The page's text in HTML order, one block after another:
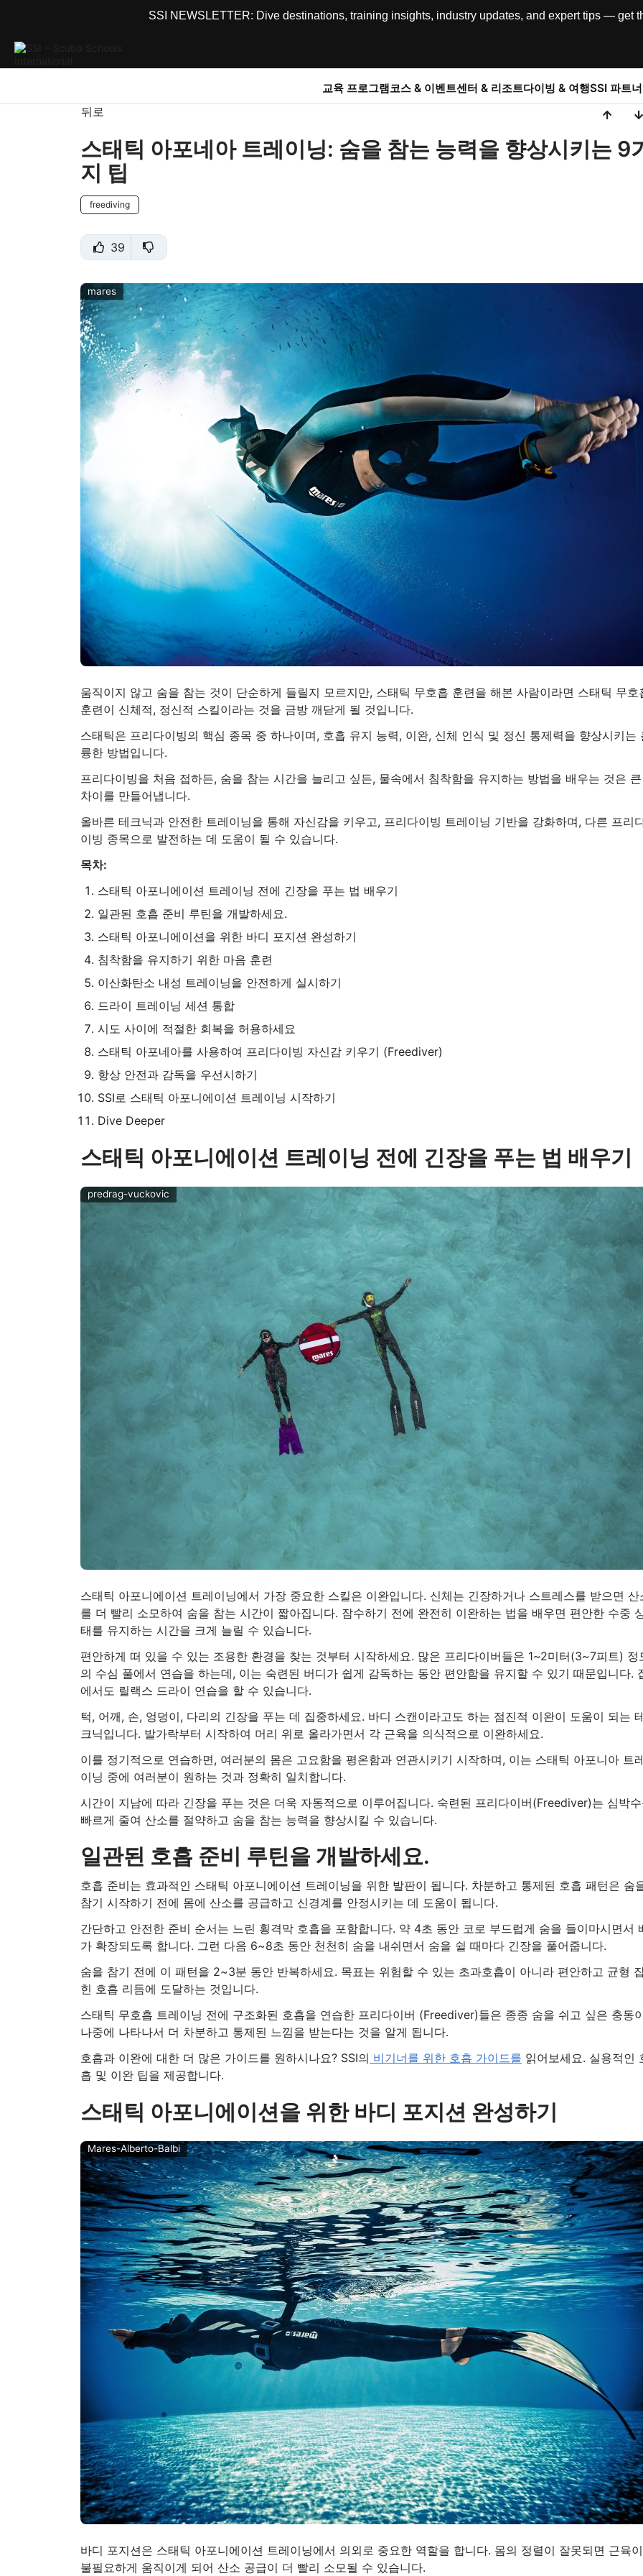
SSI NEWSLETTER: Dive destinations, training insights, industry updates, and expert tips — get
교육 프로그램코스 & 이벤트센터 & 리조트다이빙 & 여행SSI 파트너
뒤로
스태틱 아포네아 트레이닝: 숨을 참는 능력을 향상시키는 9
지 팁
freediving
39
mares
움직이지 않고 숨을 참는 것이 단순하게 들릴지 모르지만, 스태틱 무호흡 훈련을 해본 사람이라면 스태틱 무호
훈련이 신체적, 정신적 스킬이라는 것을 금방 깨닫게 될 것입니다.
스태틱은 프리다이빙의 핵심 종목 중 하나이며, 호흡 유지 능력, 이완, 신체 인식 및 정신 통제력을 향상시키는
륭한 방법입니다.
프리다이빙을 처음 접하든, 숨을 참는 시간을 늘리고 싶든, 물속에서 침착함을 유지하는 방법을 배우는 것은 큰
차이를 만들어냅니다.
올바른 테크닉과 안전한 트레이닝을 통해 자신감을 키우고, 프리다이빙 트레이닝 기반을 강화하며, 다른 프리
이빙 종목으로 발전하는 데 도움이 될 수 있습니다.
목차:
스태틱 아포니에이션 트레이닝 전에 긴장을 푸는 법 배우기
일관된 호흡 준비 루틴을 개발하세요.
스태틱 아포니에이션을 위한 바디 포지션 완성하기
침착함을 유지하기 위한 마음 훈련
이산화탄소 내성 트레이닝을 안전하게 실시하기
드라이 트레이닝 세션 통합
시도 사이에 적절한 회복을 허용하세요
스태틱 아포네아를 사용하여 프리다이빙 자신감 키우기 (Freediver)
항상 안전과 감독을 우선시하기
SSI로 스태틱 아포니에이션 트레이닝 시작하기
Dive Deeper
스태틱 아포니에이션 트레이닝 전에 긴장을 푸는 법 배우기
predrag-vuckovic
스태틱 아포니에이션 트레이닝에서 가장 중요한 스킬은 이완입니다. 신체는 긴장하거나 스트레스를 받으면 산
를 더 빨리 소모하여 숨을 참는 시간이 짧아집니다. 잠수하기 전에 완전히 이완하는 법을 배우면 편안한 수중
태를 유지하는 시간을 크게 늘릴 수 있습니다.
편안하게 떠 있을 수 있는 조용한 환경을 찾는 것부터 시작하세요. 많은 프리다이버들은 1~2미터(3~7피트) 정
의 수심 풀에서 연습을 하는데, 이는 숙련된 버디가 쉽게 감독하는 동안 편안함을 유지할 수 있기 때문입니다.
에서도 릴랙스 드라이 연습을 할 수 있습니다.
턱, 어깨, 손, 엉덩이, 다리의 긴장을 푸는 데 집중하세요. 바디 스캔이라고도 하는 점진적 이완이 도움이 되는
크닉입니다. 발가락부터 시작하여 머리 위로 올라가면서 각 근육을 의식적으로 이완하세요.
이를 정기적으로 연습하면, 여러분의 몸은 고요함을 평온함과 연관시키기 시작하며, 이는 스태틱 아포니아 트
이닝 중에 여러분이 원하는 것과 정확히 일치합니다.
시간이 지남에 따라 긴장을 푸는 것은 더욱 자동적으로 이루어집니다. 숙련된 프리다이버(Freediver)는 심박
빠르게 줄여 산소를 절약하고 숨을 참는 능력을 향상시킬 수 있습니다.
일관된 호흡 준비 루틴을 개발하세요.
호흡 준비는 효과적인 스태틱 아포니에이션 트레이닝을 위한 발판이 됩니다. 차분하고 통제된 호흡 패턴은 숨
참기 시작하기 전에 몸에 산소를 공급하고 신경계를 안정시키는 데 도움이 됩니다.
간단하고 안전한 준비 순서는 느린 횡격막 호흡을 포함합니다. 약 4초 동안 코로 부드럽게 숨을 들이마시면서
가 확장되도록 합니다. 그런 다음 6~8초 동안 천천히 숨을 내쉬면서 숨을 쉴 때마다 긴장을 풀어줍니다.
숨을 참기 전에 이 패턴을 2~3분 동안 반복하세요. 목표는 위험할 수 있는 초과호흡이 아니라 편안하고 균형
힌 호흡 리듬에 도달하는 것입니다.
스태틱 무호흡 트레이닝 전에 구조화된 호흡을 연습한 프리다이버 (Freediver)들은 종종 숨을 쉬고 싶은 충동
나중에 나타나서 더 차분하고 통제된 느낌을 받는다는 것을 알게 됩니다.
호흡과 이완에 대한 더 많은 가이드를 원하시나요? SSI의 비기너를 위한 호흡 가이드를 읽어보세요. 실용적인
흡 및 이완 팁을 제공합니다.
스태틱 아포니에이션을 위한 바디 포지션 완성하기
Mares-Alberto-Balbi
바디 포지션은 스태틱 아포니에이션 트레이닝에서 의외로 중요한 역할을 합니다. 몸의 정렬이 잘못되면 근육이
불필요하게 움직이게 되어 산소 공급이 더 빨리 소모될 수 있습니다.